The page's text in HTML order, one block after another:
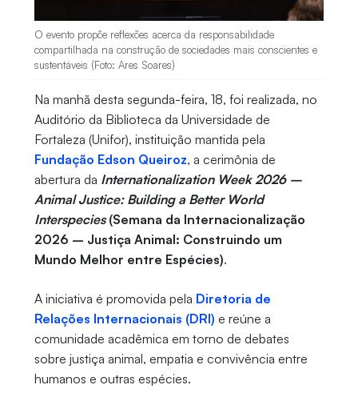
O evento propõe reflexões acerca da responsabilidade
compartilhada na construção de sociedades mais conscientes e
sustentáveis (Foto: Ares Soares)
Na manhã desta segunda-feira, 18, foi realizada, no
Auditório da Biblioteca da Universidade de
Fortaleza (Unifor), instituição mantida pela
Fundação Edson Queiroz, a cerimônia de
abertura da Internationalization Week 2026 –
Animal Justice: Building a Better World
Interspecies (Semana da Internacionalização
2026 – Justiça Animal: Construindo um
Mundo Melhor entre Espécies).
A iniciativa é promovida pela Diretoria de
Relações Internacionais (DRI) e reúne a
comunidade acadêmica em torno de debates
sobre justiça animal, empatia e convivência entre
humanos e outras espécies.